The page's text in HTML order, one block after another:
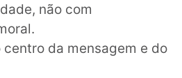
não com
centro da mensagem e do